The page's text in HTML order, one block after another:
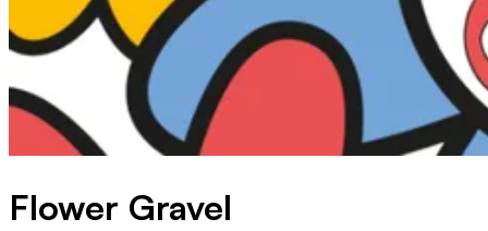
Flower Gravel